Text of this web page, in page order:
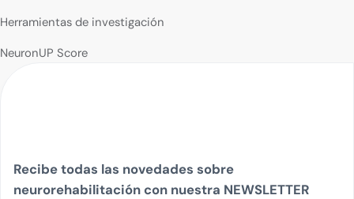
Herramientas de investigación
NeuronUP Score
Recibe todas las novedades sobre
neurorehabilitación con nuestra NEWSLETTER